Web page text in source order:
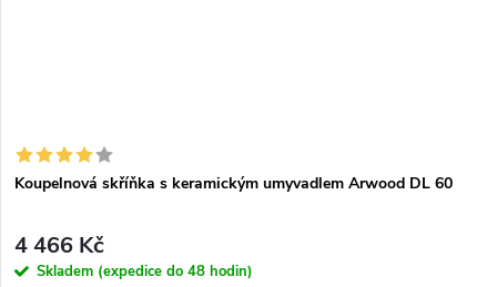
Koupelnová skříňka s keramickým umyvadlem Arwood DL 60
4 466 Kč
Skladem (expedice do 48 hodin)